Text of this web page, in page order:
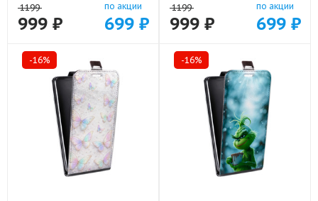
1199
999 ₽
по акции
699 ₽
1199
999 ₽
по акции
699 ₽
-16% -16%